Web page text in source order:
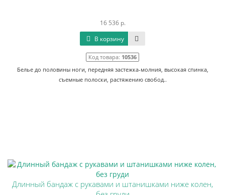
16 536 р.
В корзину
Код товара: 10536
Белье до половины ноги, передняя застежка-молния, высокая спинка,
съемные полоски, растяжению свобод..
Длинный бандаж с рукавами и штанишками ниже колен,